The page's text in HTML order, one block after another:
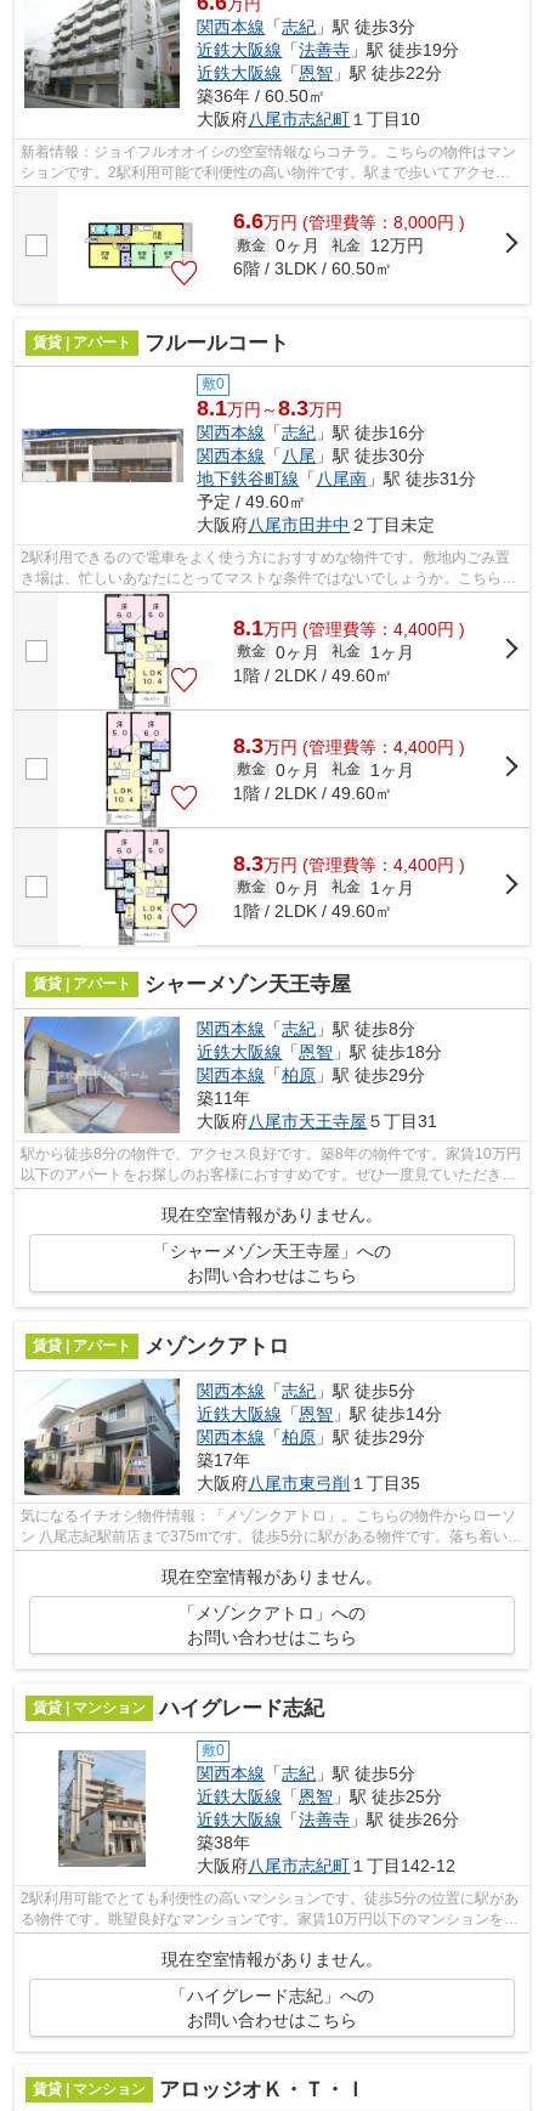
関西本線 「志紀 」駅 徒歩3分
近鉄大阪線 「法善寺 」駅 徒歩19分
近鉄大阪線 「恩智 」駅 徒歩22分
築36年 / 60.50㎡
大阪府八尾市志紀町 １丁目10
新着情報：ジョイフルオオイシの空室情報ならコチラ。こちらの物件はマン
ションです。2駅利用可能で利便性の高い物件です。駅まで歩いてアクセス
できる、徒歩4分の距離に立地する物件...
6.6万円 (管理費等：8,000円 )
敷金 0ヶ月 礼金
12万円
6階 / 3LDK / 60.50㎡
賃貸 | アパート フルールコート
敷0
8.1万円～8.3万円
関西本線 「志紀 」駅 徒歩16分
関西本線 「八尾 」駅 徒歩30分
地下鉄谷町線 「八尾南 」駅 徒歩31分
予定 / 49.60㎡
大阪府八尾市田井中 ２丁目未定
2駅利用できるので電車をよく使う方におすすめな物件です。敷地内ごみ置
き場は、忙しいあなたにとってマストな条件ではないでしょうか。こちらの
物件はアパートです。当社スタッフが地...
8.1万円 (管理費等：4,400円 )
敷金 0ヶ月 礼金
1ヶ月
1階 / 2LDK / 49.60㎡
8.3万円 (管理費等：4,400円 )
敷金 0ヶ月 礼金
1ヶ月
1階 / 2LDK / 49.60㎡
8.3万円 (管理費等：4,400円 )
敷金 0ヶ月 礼金
1ヶ月
1階 / 2LDK / 49.60㎡
賃貸 | アパート シャーメゾン天王寺屋
関西本線 「志紀 」駅 徒歩8分
近鉄大阪線 「恩智 」駅 徒歩18分
関西本線 「柏原 」駅 徒歩29分
築11年
大阪府八尾市天王寺屋 ５丁目31
駅から徒歩8分の物件で、アクセス良好です。築8年の物件です。家賃10万円
以下のアパートをお探しのお客様におすすめです。ぜひ一度見ていただきた
現在空室情報がありません。
「シャーメゾン天王寺屋」への
お問い合わせはこちら
賃貸 | アパート メゾンクアトロ
関西本線 「志紀 」駅 徒歩5分
近鉄大阪線 「恩智 」駅 徒歩14分
関西本線 「柏原 」駅 徒歩29分
築17年
大阪府八尾市東弓削 １丁目35
気になるイチオシ物件情報：「メゾンクアトロ」。こちらの物件からローソ
ン 八尾志紀駅前店まで375mです。徒歩5分に駅がある物件です。落ち着いた
現在空室情報がありません。
「メゾンクアトロ」への
お問い合わせはこちら
賃貸 | マンション ハイグレード志紀
敷0
関西本線 「志紀 」駅 徒歩5分
近鉄大阪線 「恩智 」駅 徒歩25分
近鉄大阪線 「法善寺 」駅 徒歩26分
築38年
大阪府八尾市志紀町 １丁目142-12
2駅利用可能でとても利便性の高いマンションです。徒歩5分の位置に駅があ
る物件です。眺望良好なマンションです。家賃10万円以下のマンションをお
探しのお客様におすすめです。関西本...
現在空室情報がありません。
「ハイグレード志紀」への
お問い合わせはこちら
賃貸 | マンション アロッジオＫ・Ｔ・Ｉ